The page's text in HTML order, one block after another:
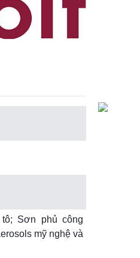
Sơn phủ công
mỹ nghệ và